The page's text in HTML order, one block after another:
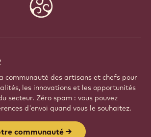
communauté des artisans et chefs pour
les innovations et les opportunités
secteur. Zéro spam : vous pouvez
d'envoi quand vous le souhaitez.
communauté